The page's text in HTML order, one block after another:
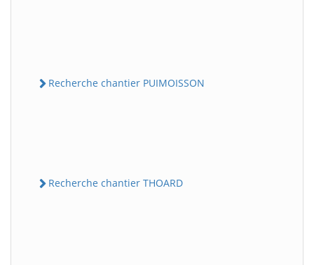
Recherche chantier PUIMOISSON
Recherche chantier THOARD